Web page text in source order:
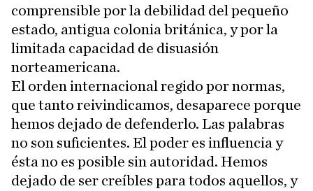
comprensible por la debilidad del pequeño
estado, antigua colonia británica, y por la
limitada capacidad de disuasión
norteamericana.
El orden internacional regido por normas,
que tanto reivindicamos, desaparece porque
hemos dejado de defenderlo. Las palabras
no son suficientes. El poder es influencia y
ésta no es posible sin autoridad. Hemos
dejado de ser creíbles para todos aquellos, y